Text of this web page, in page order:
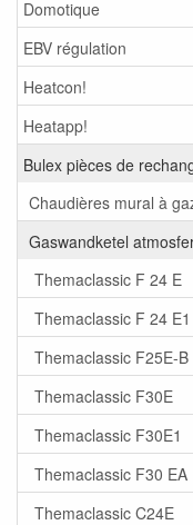
Domotique
EBV régulation
Heatcon!
Heatapp!
Bulex pièces de
Chaudières mural à
Gaswandketel
Themaclassic F 24 E
Themaclassic F 24 E1
Themaclassic F25E-B
Themaclassic F30E
Themaclassic F30E1
Themaclassic F30 EA
Themaclassic C24E